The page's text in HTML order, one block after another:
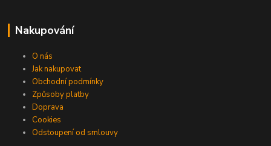
Nakupování
O nás
Jak nakupovat
Obchodní podmínky
Způsoby platby
Doprava
Cookies
Odstoupení od smlouvy